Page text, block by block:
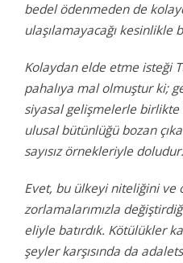
bedel ödenmeden de
ulaşılamayacağı kesinlikle
Kolaydan elde etme isteği
pahalıya mal olmuştur ki;
siyasal gelişmelerle
ulusal bütünlüğü bozan
sayısız örnekleriyle doludur.
Evet, bu ülkeyi niteliğini ve
zorlamalarımızla
eliyle batırdık. Kötülükler
şeyler karşısında da